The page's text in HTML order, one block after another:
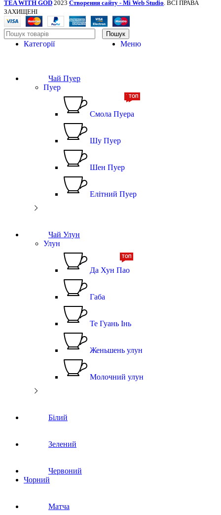
TEA WITH GOD 2023 Створення сайту - Mi Web Studio. ВСІ ПРАВА
ЗАХИЩЕНІ
Пошук
Меню
Категорії
Чай Пуер
Пуер
Смола Пуера
ТОП
Шу Пуер
Шен Пуер
Елітний Пуер
ТОП
Чай Улун
Улун
Да Хун Пао
ТОП
Габа
Те Гуань Інь
Женьшень улун
Молочний улун
Білий
Зелений
Червоний
Чорний
Матча